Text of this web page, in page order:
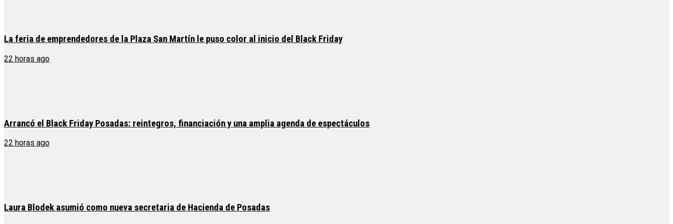
La feria de emprendedores de la Plaza San Martín le puso color al inicio del Black Friday
22 horas ago
Arrancó el Black Friday Posadas: reintegros, financiación y una amplia agenda de espectáculos
22 horas ago
Laura Blodek asumió como nueva secretaria de Hacienda de Posadas